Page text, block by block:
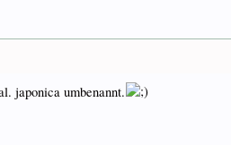
japonica umbenannt.